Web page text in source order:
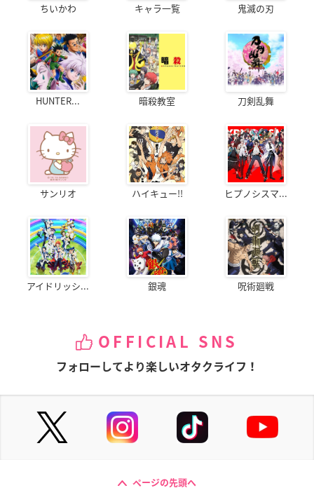
ちいかわ キャラ一覧 鬼滅の刃
HUNTER... 暗殺教室 刀剣乱舞
サンリオ ハイキュー!! ヒプノシスマ...
アイドリッシ... 銀魂 呪術廻戦
OFFICIAL SNS
フォローしてより楽しいオタクライフ！
ページの先頭へ